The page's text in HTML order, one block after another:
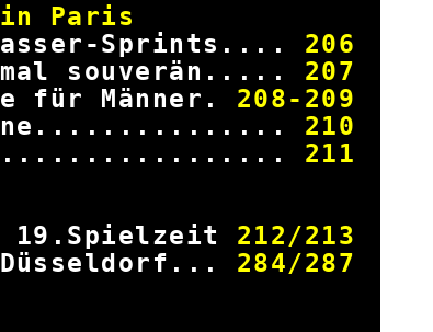
in Paris
Sprints.... 206
souverän..... 207
für Männer. 208- 209
210
211
/ 3.Liga
212/213
Düsseldorf... 284/287
/ FIFA